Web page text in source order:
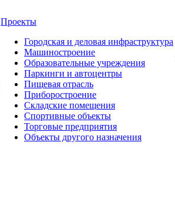
Проекты
Городская и деловая инфраструктура
Машиностроение
Образовательные учреждения
Паркинги и автоцентры
Пищевая отрасль
Приборостроение
Складские помещения
Спортивные объекты
Торговые предприятия
Объекты другого назначения